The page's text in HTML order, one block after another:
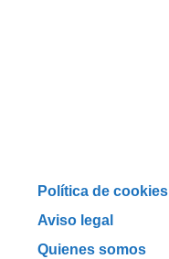
Política de cookies
Aviso legal
Quienes somos